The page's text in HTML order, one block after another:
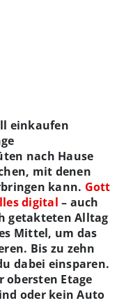
einkaufen
nach Hause
mit denen
kann. Gott
digital – auch
getakteten Alltag
Mittel, um das
Bis zu zehn
dabei einsparen.
obersten Etage
oder kein Auto